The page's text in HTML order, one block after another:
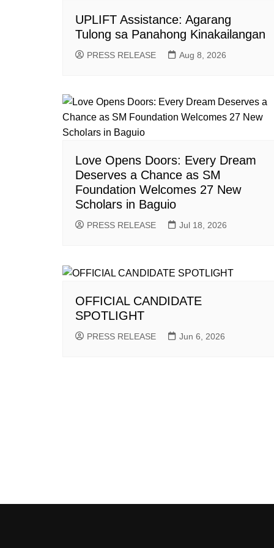
UPLIFT Assistance: Agarang
Tulong sa Panahong Kinakailangan
PRESS RELEASE Aug 8, 2026
Love Opens Doors: Every Dream
Deserves a Chance as SM
Foundation Welcomes 27 New
Scholars in Baguio
PRESS RELEASE Jul 18, 2026
OFFICIAL CANDIDATE
SPOTLIGHT
PRESS RELEASE Jun 6, 2026